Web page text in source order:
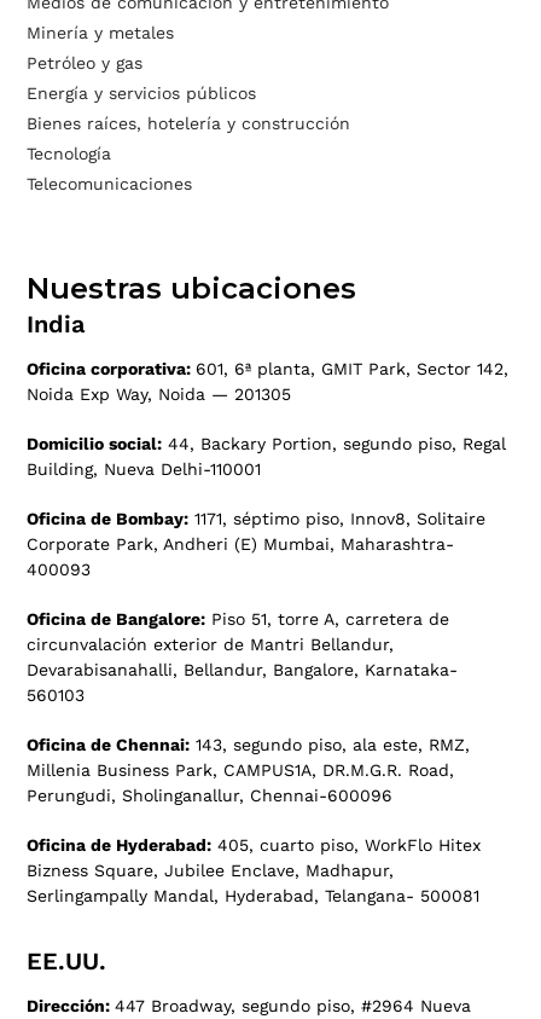
Minería y metales
Petróleo y gas
Energía y servicios públicos
Bienes raíces, hotelería y construcción
Tecnología
Telecomunicaciones
Nuestras ubicaciones
India
Oficina corporativa: 601, 6ª planta, GMIT Park, Sector 142,
Noida Exp Way, Noida — 201305
Domicilio social: 44, Backary Portion, segundo piso, Regal
Building, Nueva Delhi-110001
Oficina de Bombay: 1171, séptimo piso, Innov8, Solitaire
Corporate Park, Andheri (E) Mumbai, Maharashtra-
400093
Oficina de Bangalore: Piso 51, torre A, carretera de
circunvalación exterior de Mantri Bellandur,
Devarabisanahalli, Bellandur, Bangalore, Karnataka-
560103
Oficina de Chennai: 143, segundo piso, ala este, RMZ,
Millenia Business Park, CAMPUS1A, DR.M.G.R. Road,
Perungudi, Sholinganallur, Chennai-600096
Oficina de Hyderabad: 405, cuarto piso, WorkFlo Hitex
Bizness Square, Jubilee Enclave, Madhapur,
Serlingampally Mandal, Hyderabad, Telangana- 500081
EE.UU.
Dirección:447 Broadway, segundo piso, #2964 Nueva